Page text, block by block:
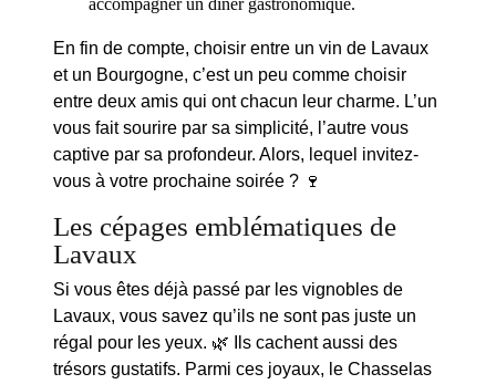
En fin de compte, choisir entre un vin de Lavaux
et un Bourgogne, c’est un peu comme choisir
entre deux amis qui ont chacun leur charme. L’un
vous fait sourire par sa simplicité, l’autre vous
captive par sa profondeur. Alors, lequel invitez-
vous à votre prochaine soirée ? 🍷
Les cépages emblématiques de
Lavaux
Si vous êtes déjà passé par les vignobles de
Lavaux, vous savez qu’ils ne sont pas juste un
régal pour les yeux. 🌿 Ils cachent aussi des
trésors gustatifs. Parmi ces joyaux, le Chasselas